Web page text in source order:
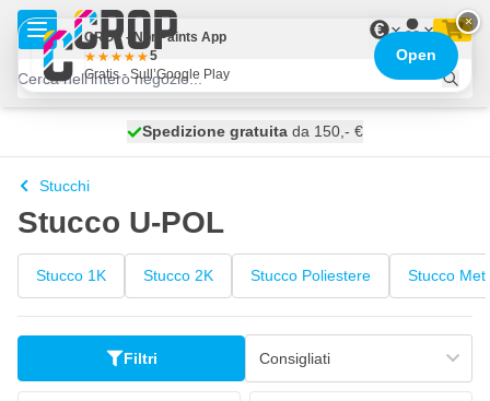
Salta al contenuto
€
spedito domani
Spedizione gratuita da 150,- €
100 giorni
Stucchi
Stucco U-POL
Stucco 1K Stucco 2K Stucco Poliestere Stucco
Filtri
×
CROP - NonPaints App
5
Gratis - Sull’Google Play
Open